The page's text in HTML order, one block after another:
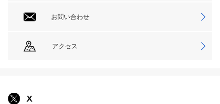
お問い合わせ
アクセス
X